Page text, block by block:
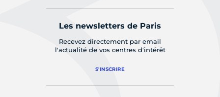
Les newsletters de Paris
Recevez directement par email
l'actualité de vos centres d'intérêt
S'INSCRIRE